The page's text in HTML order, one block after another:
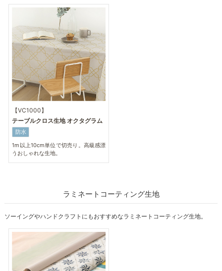
【VC1000】
テーブルクロス生地 オクタグラム
防水
1m以上10cm単位で切売り。高級感漂
うおしゃれな生地。
ラミネートコーティング生地
ソーイングやハンドクラフトにもおすすめなラミネートコーティング生地。